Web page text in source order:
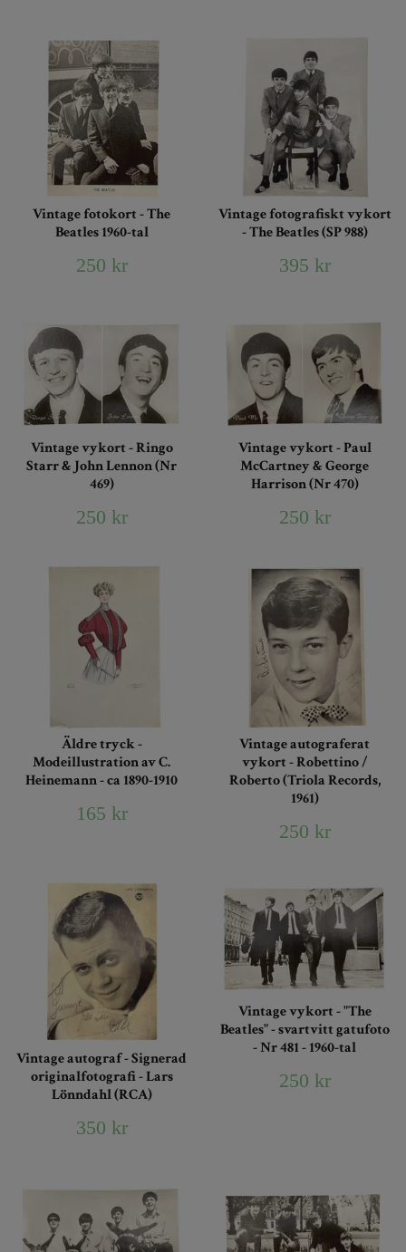
Vintage fotokort - The
Beatles 1960-tal
250 kr
Vintage fotografiskt vykort
- The Beatles (SP 988)
395 kr
Vintage vykort - Ringo
Starr & John Lennon (Nr
469)
250 kr
Vintage vykort - Paul
McCartney & George
Harrison (Nr 470)
250 kr
Äldre tryck -
Modeillustration av C.
Heinemann - ca 1890-1910
165 kr
Vintage autograferat
vykort - Robettino /
Roberto (Triola Records,
1961)
250 kr
Vintage autograf - Signerad
originalfotografi - Lars
Lönndahl (RCA)
350 kr
Vintage vykort - "The
Beatles" - svartvitt gatufoto
- Nr 481 - 1960-tal
250 kr